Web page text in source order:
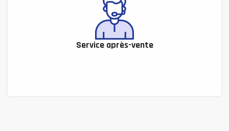
Service après-vente